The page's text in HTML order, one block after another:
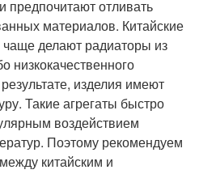
предпочитают отливать
материалов. Китайские
делают радиаторы из
низкокачественного
изделия имеют
Такие агрегаты быстро
воздействием
Поэтому рекомендуем
китайским и